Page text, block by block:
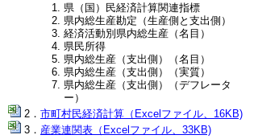
県（国）民経済計算関連指標
県内総生産勘定（生産側と支出側）
経済活動別県内総生産（名目）
県民所得
県内総生産（支出側）（名目）
県内総生産（支出側）（実質）
県内総生産（支出側）（デフレータ
ー）
市町村民経済計算（Excelファイル、16KB)
産業連関表（Excelファイル、33KB)